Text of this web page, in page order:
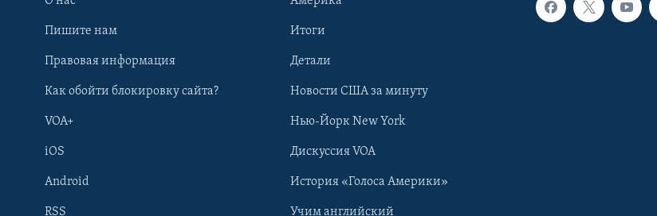
Пишите нам
Правовая информация
Как обойти блокировку сайта?
VOA+
iOS
Android
RSS
Итоги
Детали
Новости США за минуту
Нью-Йорк New York
Дискуссия VOA
История «Голоса Америки»
Учим английский